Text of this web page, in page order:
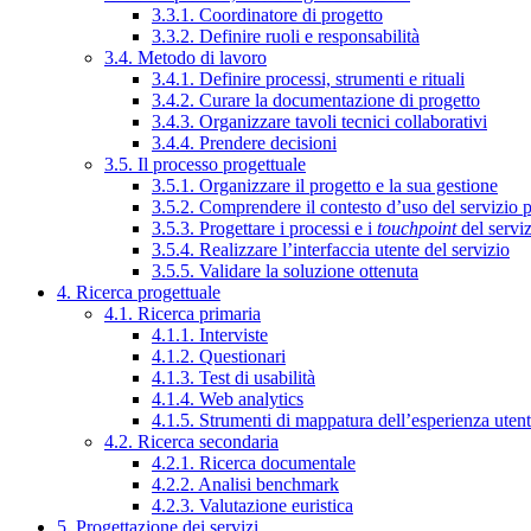
3.3.1. Coordinatore di progetto
3.3.2. Definire ruoli e responsabilità
3.4. Metodo di lavoro
3.4.1. Definire processi, strumenti e rituali
3.4.2. Curare la documentazione di progetto
3.4.3. Organizzare tavoli tecnici collaborativi
3.4.4. Prendere decisioni
3.5. Il processo progettuale
3.5.1. Organizzare il progetto e la sua gestione
3.5.2. Comprendere il contesto d’uso del servizio
3.5.3. Progettare i processi e i touchpointdel
3.5.4. Realizzare l’interfaccia utente del servizio
3.5.5. Validare la soluzione ottenuta
4. Ricerca progettuale
4.1. Ricerca primaria
4.1.1. Interviste
4.1.2. Questionari
4.1.3. Test di usabilità
4.1.4. Web analytics
4.1.5. Strumenti di mappatura dell’esperienza
4.2. Ricerca secondaria
4.2.1. Ricerca documentale
4.2.2. Analisi benchmark
4.2.3. Valutazione euristica
5. Progettazione dei servizi